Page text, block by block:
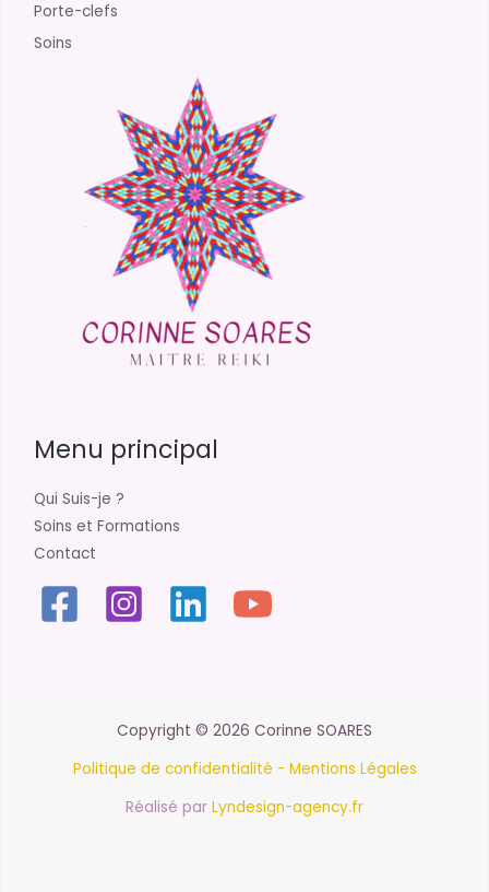
Porte-clefs
Soins
Menu principal
Qui Suis-je ?
Soins et Formations
Contact
Copyright © 2026 Corinne SOARES
Politique de confidentialité - Mentions Légales
Réalisé par Lyndesign-agency.fr